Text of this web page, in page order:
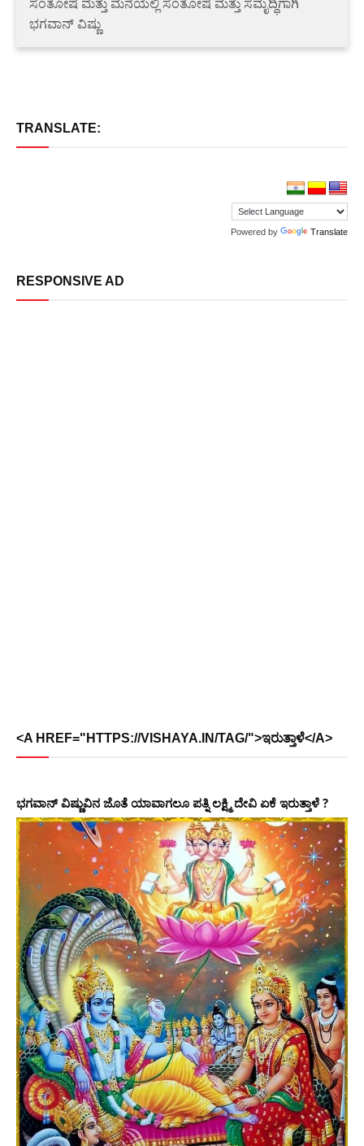
ಭಗವಾನ್ ವಿಷ್ಣು
TRANSLATE:
Powered by Translate
RESPONSIVE AD
<A HREF="HTTPS://VISHAYA.IN/TAG/">ಇರುತ್ತಾಳೆ</A>
ಭಗವಾನ್ ವಿಷ್ಣುವಿನ ಜೊತೆ ಯಾವಾಗಲೂ ಪತ್ನಿ ಲಕ್ಷ್ಮಿ ದೇವಿ ಏಕೆ ಇರುತ್ತಾಳೆ ?